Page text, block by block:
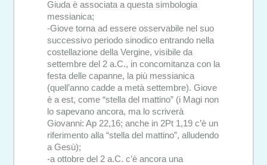
Giuda è associata a questa simbologia
messianica;
-Giove torna ad essere osservabile nel suo
successivo periodo sinodico entrando nella
costellazione della Vergine, visibile da
settembre del 2 a.C., in concomitanza con la
festa delle capanne, la più messianica
(quell’anno cadde a metà settembre). Giove
è a est, come “stella del mattino” (i Magi non
lo sapevano ancora, ma lo scriverà
Giovanni: Ap 22,16; anche in 2Pt 1,19 c’è un
riferimento alla “stella del mattino”, alludendo
a Gesù);
-a ottobre del 2 a.C. c’è ancora una